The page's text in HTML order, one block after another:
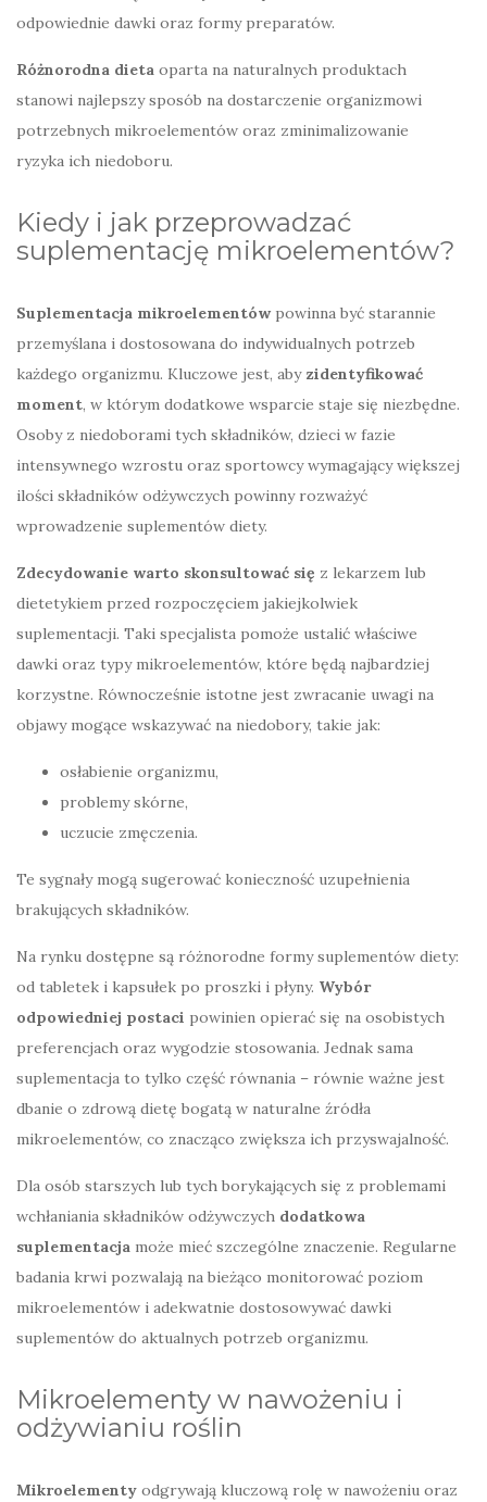
odpowiednie dawki oraz formy preparatów.
Różnorodna dieta oparta na naturalnych produktach
stanowi najlepszy sposób na dostarczenie organizmowi
potrzebnych mikroelementów oraz zminimalizowanie
ryzyka ich niedoboru.
Kiedy i jak przeprowadzać
suplementację mikroelementów?
Suplementacja mikroelementów powinna być starannie
przemyślana i dostosowana do indywidualnych potrzeb
każdego organizmu. Kluczowe jest, aby zidentyfikować
moment, w którym dodatkowe wsparcie staje się niezbędne.
Osoby z niedoborami tych składników, dzieci w fazie
intensywnego wzrostu oraz sportowcy wymagający większej
ilości składników odżywczych powinny rozważyć
wprowadzenie suplementów diety.
Zdecydowanie warto skonsultować się z lekarzem lub
dietetykiem przed rozpoczęciem jakiejkolwiek
suplementacji. Taki specjalista pomoże ustalić właściwe
dawki oraz typy mikroelementów, które będą najbardziej
korzystne. Równocześnie istotne jest zwracanie uwagi na
objawy mogące wskazywać na niedobory, takie jak:
osłabienie organizmu,
problemy skórne,
uczucie zmęczenia.
Te sygnały mogą sugerować konieczność uzupełnienia
brakujących składników.
Na rynku dostępne są różnorodne formy suplementów diety:
od tabletek i kapsułek po proszki i płyny. Wybór
odpowiedniej postaci powinien opierać się na osobistych
preferencjach oraz wygodzie stosowania. Jednak sama
suplementacja to tylko część równania – równie ważne jest
dbanie o zdrową dietę bogatą w naturalne źródła
mikroelementów, co znacząco zwiększa ich przyswajalność.
Dla osób starszych lub tych borykających się z problemami
wchłaniania składników odżywczych dodatkowa
suplementacja może mieć szczególne znaczenie. Regularne
badania krwi pozwalają na bieżąco monitorować poziom
mikroelementów i adekwatnie dostosowywać dawki
suplementów do aktualnych potrzeb organizmu.
Mikroelementy w nawożeniu i
odżywianiu roślin
Mikroelementy odgrywają kluczową rolę w nawożeniu oraz